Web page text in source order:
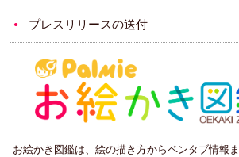
プレスリリースの送付
お絵かき図鑑は、絵の描き方からペンタブ情報